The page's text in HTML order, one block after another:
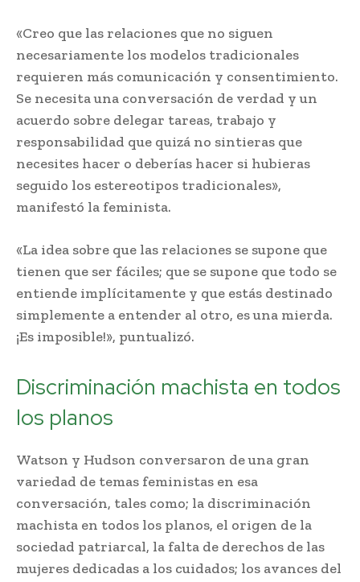
«Creo que las relaciones que no siguen
necesariamente los modelos tradicionales
requieren más comunicación y consentimiento.
Se necesita una conversación de verdad y un
acuerdo sobre delegar tareas, trabajo y
responsabilidad que quizá no sintieras que
necesites hacer o deberías hacer si hubieras
seguido los estereotipos tradicionales»,
manifestó la feminista.
«La idea sobre que las relaciones se supone que
tienen que ser fáciles; que se supone que todo se
entiende implícitamente y que estás destinado
simplemente a entender al otro, es una mierda.
¡Es imposible!», puntualizó.
Discriminación machista en todos
los planos
Watson y Hudson conversaron de una gran
variedad de temas feministas en esa
conversación, tales como; la discriminación
machista en todos los planos, el origen de la
sociedad patriarcal, la falta de derechos de las
mujeres dedicadas a los cuidados; los avances del